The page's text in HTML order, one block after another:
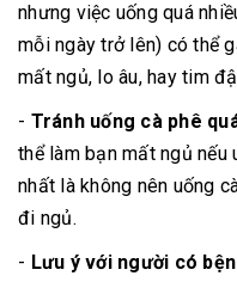
nhưng việc uống quá
mỗi ngày trở lên) có thể
mất ngủ, lo âu, hay tim
- Tránh uống cà phê
thể làm bạn mất ngủ
nhất là không nên uống
đi ngủ.
- Lưu ý với người có